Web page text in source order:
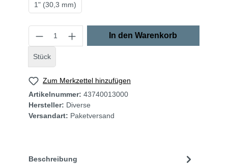
1" (30,3 mm)
Stück
In den Warenkorb
Zum Merkzettel hinzufügen
Artikelnummer: 43740013000
Hersteller: Diverse
Versandart: Paketversand
Beschreibung